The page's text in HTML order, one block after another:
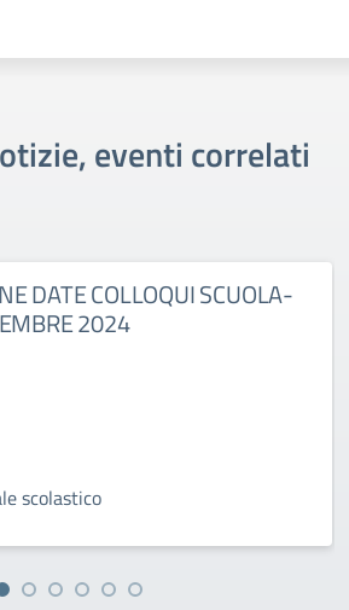
eventi correlati
DATE COLLOQUI SCUOLA-
2024
scolastico